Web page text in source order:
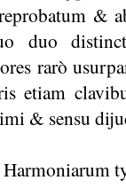
&
duo
rarò
etiam
& sensu